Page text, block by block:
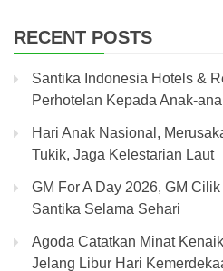
RECENT POSTS
Santika Indonesia Hotels &
Perhotelan Kepada Anak-
Hari Anak Nasional,
Tukik, Jaga Kelestarian Laut
GM For A Day 2026, GM
Santika Selama Sehari
Agoda Catatkan Minat
Jelang Libur Hari